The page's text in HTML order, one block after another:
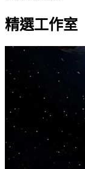
精選工作室